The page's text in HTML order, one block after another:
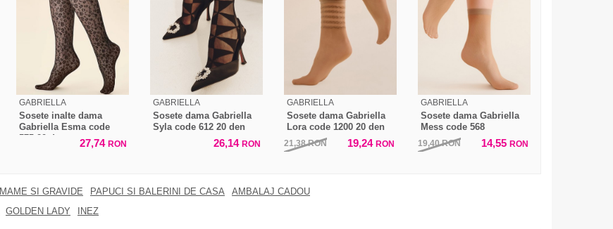
GABRIELLA
Sosete inalte dama
Gabriella Esma code
575 20 den
27,74 RON
GABRIELLA
Sosete dama Gabriella
Syla code 612 20 den
26,14 RON
GABRIELLA
Sosete dama Gabriella
Lora code 1200 20 den
21,38RON 19,24 RON
GABRIELLA
Sosete dama Gabriella
Mess code 568
19,40RON 14,55 RON
MAME SI GRAVIDE PAPUCI SI BALERINI DE CASA
AMBALAJ CADOU
GOLDEN LADY INEZ